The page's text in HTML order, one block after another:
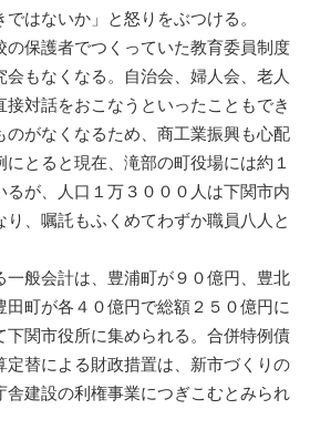
はないか」と怒りをぶつける。
保護者でつくっていた教育委員制度
会もなくなる。自治会、婦人会、老人
対話をおこなうといったこともでき
のがなくなるため、商工業振興も心配
とると現在、滝部の町役場には約１
るが、人口１万３０００人は下関市内
り、嘱託もふくめてわずか職員八人と
般会計は、豊浦町が９０億円、豊北
町が各４０億円で総額２５０億円に
下関市役所に集められる。合併特例債
定替による財政措置は、新市づくりの
舎建設の利権事業につぎこむとみられ